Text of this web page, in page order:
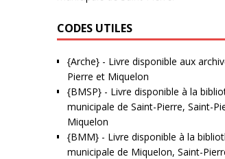
CODES UTILES
{Arche}- Livre disponible aux
Pierre et Miquelon
{BMSP}- Livre disponible à la
municipale de Saint-Pierre, Saint-
Miquelon
{BMM}- Livre disponible à la
municipale de Miquelon, Saint-